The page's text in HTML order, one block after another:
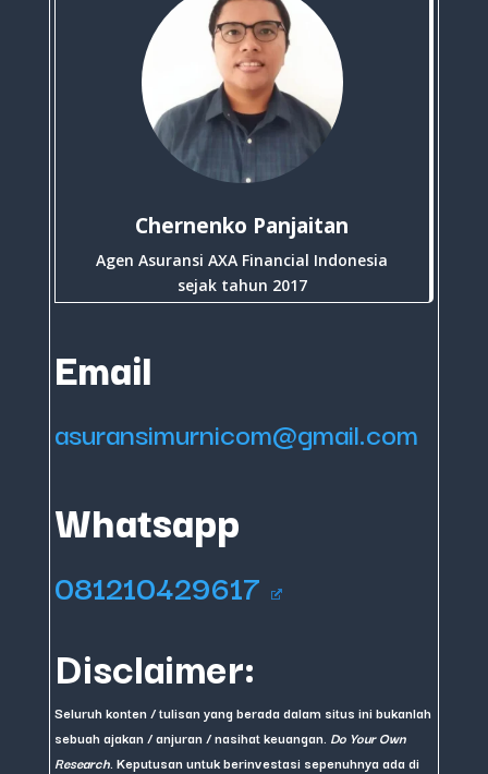
Chernenko Panjaitan
Agen Asuransi AXA Financial Indonesia
sejak tahun 2017
Email
asuransimurnicom@gmail.com
Whatsapp
081210429617
Disclaimer:
Seluruh konten / tulisan yang berada dalam situs ini bukanlah
sebuah ajakan / anjuran / nasihat keuangan. Do Your Own
Research . Keputusan untuk berinvestasi sepenuhnya ada di